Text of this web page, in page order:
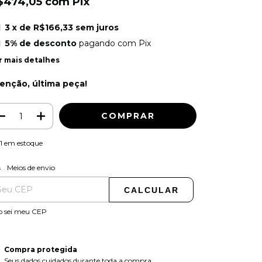
3 x de R$166,33 sem juros
5% de descontopagando com Pix
mais detalhes
última peça!
1 em estoque
para o CEP:
Meios de envio
CALCULAR
sei meu CEP
Compra protegida